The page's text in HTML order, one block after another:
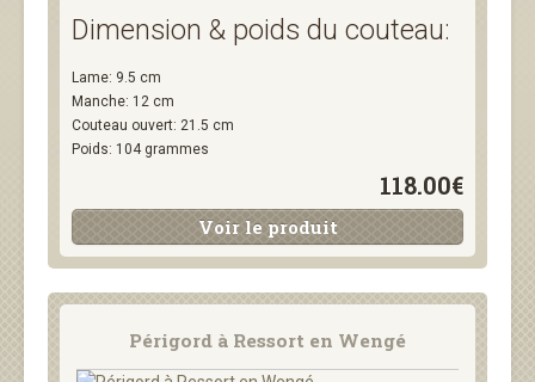
Dimension & poids du couteau:
Lame: 9.5 cm
Manche: 12 cm
Couteau ouvert: 21.5 cm
Poids: 104 grammes
118.00€
Voir le produit
Périgord à Ressort en Wengé